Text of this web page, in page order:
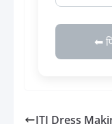
⬅
ITI Dress